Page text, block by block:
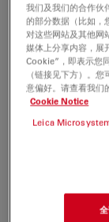
自动 NMI
使用自动评级
的挑战[4]，以
自动解决方案
通过复杂的软
杂评级。典型的
我们及我们的合作伙
的部分数据（比如，
对这些网站及其他网
媒体上分享内容，展
Cookie”，即表示您
（链接见下方）。
意偏好。请查看我们
Cookie Notice
Leica